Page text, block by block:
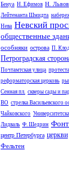
Бенуа Н. Ефимов Н. Львов
Лейтенанта Шмидта
Нева Невский
общественные
особняки острова П.
Петроградская
Почтамтская улица
реформаторская церковь
Сенная пл. скверы сады и
ВО стрелка Васильевского
Чайковского
Лидваль Ф. Шедрин
центр Петербурга церкви
Фельтен